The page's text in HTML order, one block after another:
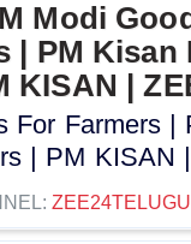
Modi
| PM
KISAN |
For Farmers |
| PM KISAN